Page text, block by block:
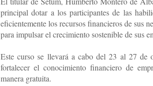
principal dotar a los participantes de las
eficientemente los recursos financieros de sus
para impulsar el crecimiento sostenible de sus
Este curso se llevará a cabo del 23 al 27
fortalecer el conocimiento financiero de
manera gratuita.